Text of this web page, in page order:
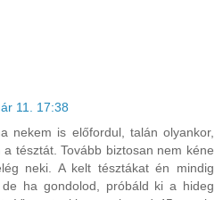
11. 17:38
nekem is előfordul, talán olyankor,
tésztát. Tovább biztosan nem kéne
neki. A kelt tésztákat én mindig
ha gondolod, próbáld ki a hideg